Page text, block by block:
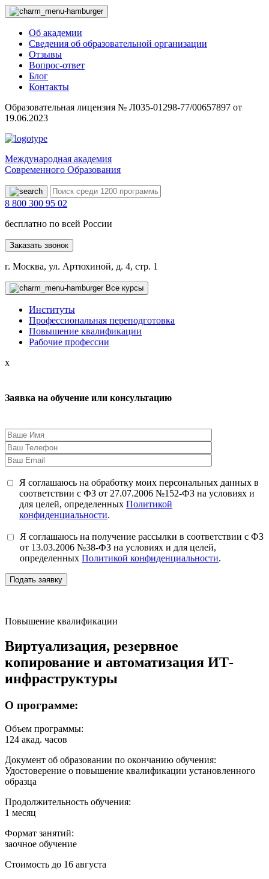
Об академии
Сведения об образовательной организации
Отзывы
Вопрос-ответ
Блог
Контакты
Образовательная лицензия № Л035-01298-77/00657897 от
19.06.2023
Международная академия
Современного Образования
8 800 300 95 02
бесплатно по всей России
Заказать звонок
г. Москва, ул. Артюхиной, д. 4, стр. 1
Все курсы
Институты
Профессиональная переподготовка
Повышение квалификации
Рабочие профессии
x
Заявка на обучение или консультацию
Я соглашаюсь на обработку моих персональных данных в
соответствии с ФЗ от 27.07.2006 №152-ФЗ на условиях и
для целей, определенныхПолитикой
конфиденциальности.
Я соглашаюсь на получение рассылки в соответствии с ФЗ
от 13.03.2006 №38-ФЗ на условиях и для целей,
определенныхПолитикой конфиденциальности.
Подать заявку
Повышение квалификации
Виртуализация, резервное
копирование и автоматизация ИТ-
инфраструктуры
О программе:
Объем программы:
124 акад. часов
Документ об образовании по окончанию обучения:
Удостоверение о повышение квалификации установленного
образца
Продолжительность обучения:
1 месяц
Формат занятий:
заочное обучение
Стоимость до 16 августа